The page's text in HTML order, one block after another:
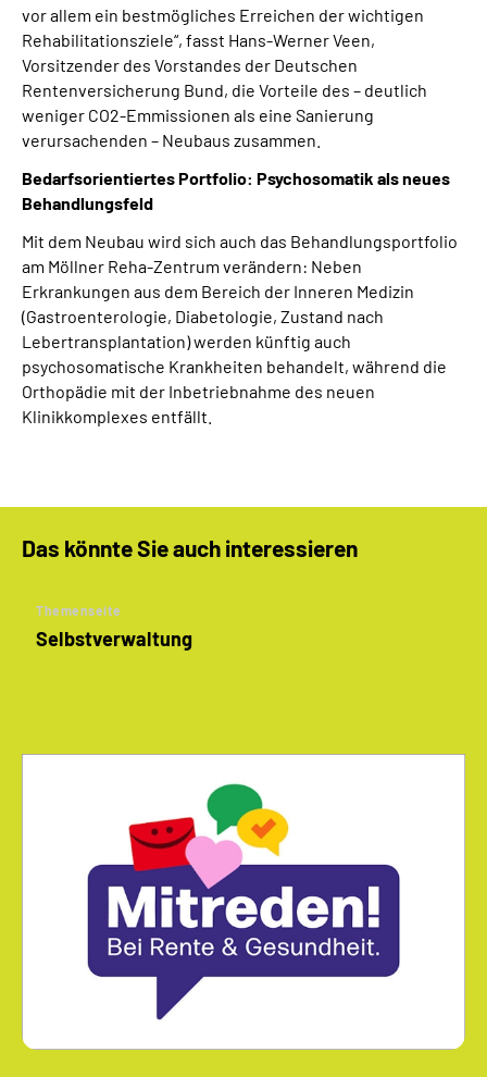
vor allem ein bestmögliches Erreichen der wichtigen
Rehabilitationsziele“, fasst Hans-Werner Veen,
Vorsitzender des Vorstandes der Deutschen
Rentenversicherung Bund, die Vorteile des – deutlich
weniger CO2-Emmissionen als eine Sanierung
verursachenden – Neubaus zusammen.
Bedarfsorientiertes Portfolio: Psychosomatik als neues
Behandlungsfeld
Mit dem Neubau wird sich auch das Behandlungsportfolio
am Möllner Reha-Zentrum verändern: Neben
Erkrankungen aus dem Bereich der Inneren Medizin
(Gastroenterologie, Diabetologie, Zustand nach
Lebertransplantation) werden künftig auch
psychosomatische Krankheiten behandelt, während die
Orthopädie mit der Inbetriebnahme des neuen
Klinikkomplexes entfällt.
Das könnte Sie auch interessieren
Themenseite
Selbstverwaltung